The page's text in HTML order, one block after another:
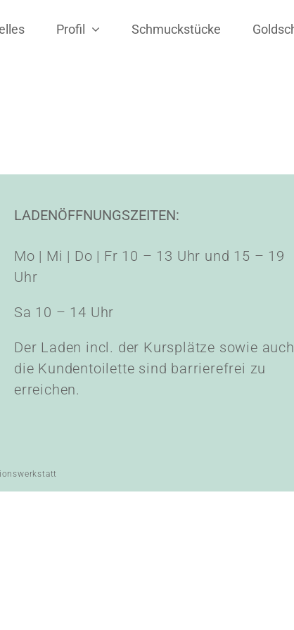
Profil Schmuckstücke
LADENÖFFNUNGSZEITEN:
Mo | Mi | Do | Fr 10 – 13 Uhr und 15 – 19
Uhr
Sa 10 – 14 Uhr
Der Laden incl. der Kursplätze sowie auch
die Kundentoilette sind barrierefrei zu
erreichen.